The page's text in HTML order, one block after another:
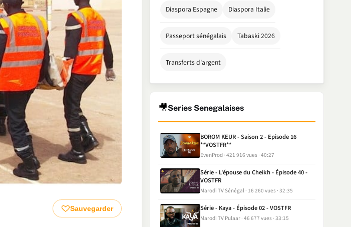
Sauvegarder
Diaspora Espagne Diaspora Italie
Passeport sénégalais Tabaski 2026
Transferts d'argent
🎥Series Senegalaises
BOROM KEUR - Saison 2 - Episode 16
**VOSTFR**
EvenProd 421 916 vues 40:27
Série - L'épouse du Cheikh - Épisode 40 -
VOSTFR
Marodi TV Sénégal 16 260 vues 32:35
Série - Kaya - Épisode 02 - VOSTFR
Marodi TV Pulaar 46 677 vues 33:15